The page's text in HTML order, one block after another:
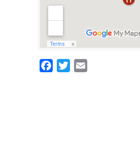
FacebookTwitter